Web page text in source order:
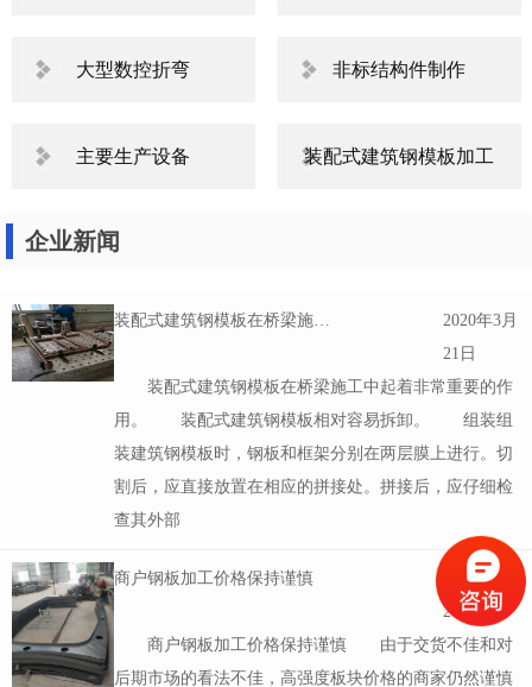
大型数控折弯 非标结构件制作
主要生产设备 装配式建筑钢模板加工
企业新闻
装配式建筑钢模板在桥梁施工中起着非常重要的作用。
2020年3月
21日
装配式建筑钢模板在桥梁施工中起着非常重要的作
用。 装配式建筑钢模板相对容易拆卸。 组装组
装建筑钢模板时，钢板和框架分别在两层膜上进行。切
割后，应直接放置在相应的拼接处。拼接后，应仔细检
查其外部
商户钢板加工价格保持谨慎
2020年3月
20日
商户钢板加工价格保持谨慎 由于交货不佳和对
后期市场的看法不佳，高强度板块价格的商家仍然谨慎